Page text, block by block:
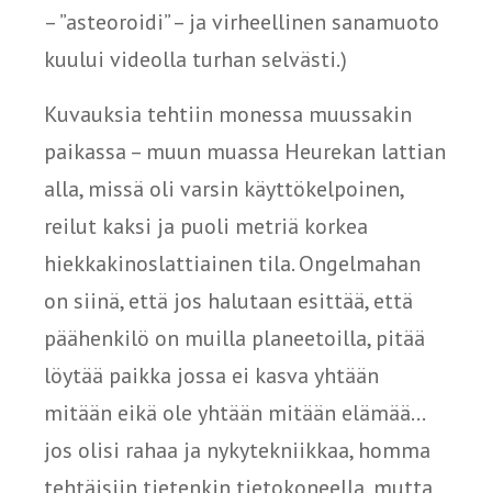
– ”asteoroidi” – ja virheellinen sanamuoto
kuului videolla turhan selvästi.)
Kuvauksia tehtiin monessa muussakin
paikassa – muun muassa Heurekan lattian
alla, missä oli varsin käyttökelpoinen,
reilut kaksi ja puoli metriä korkea
hiekkakinoslattiainen tila. Ongelmahan
on siinä, että jos halutaan esittää, että
päähenkilö on muilla planeetoilla, pitää
löytää paikka jossa ei kasva yhtään
mitään eikä ole yhtään mitään elämää...
jos olisi rahaa ja nykytekniikkaa, homma